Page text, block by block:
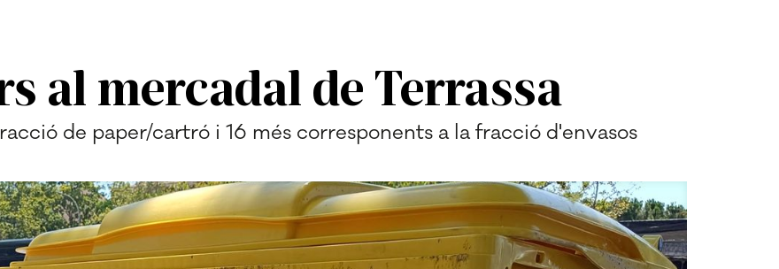
al mercadal de Terrassa
de paper/cartró i 16 més corresponents a la fracció d'envasos